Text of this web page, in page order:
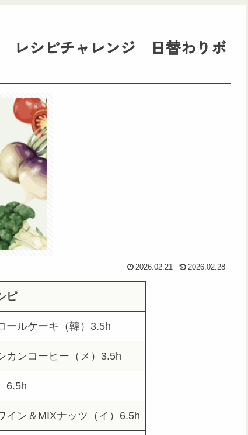
レシピチャレンジ 日替わりボ
2026.02.21 2026.02.28
ピ
ールケーキ（韓）3.5h
カンコーヒー（メ）3.5h
6.5h
イン＆MIXナッツ（イ）6.5h